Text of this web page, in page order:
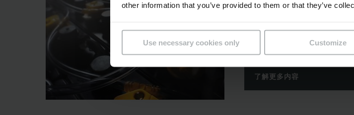
other information that you’ve provided to them or that they’ve
Use necessary cookies only Customize
铅酸电池
经测试验证的成熟电池技术
了解更多内容